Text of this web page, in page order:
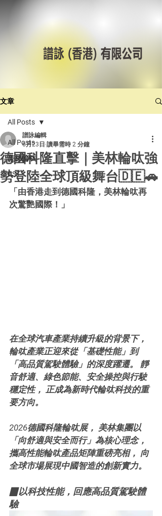
文章
All Posts
美林輪呔
CST
All Posts
德國科隆直擊｜美林輪呔強
勢登陸全球頂級舞台🇩🇪🚗
譜詠編輯
6月23日 讀畢需時 2 分鐘
「由香港走到德國科隆，美林輪呔再
次驚艷國際！」
在全球汽車產業持續升級的背景下，
輪呔產業正迎來從「基礎性能」到
「高品質駕駛體驗」的深度躍遷。 靜
音舒適、綠色節能、安全操控與行駛
穩定性， 正成為新時代輪呔科技的重
要方向。
2026德國科隆輪呔展， 美林集團以
「向舒適與安全而行」為核心理念，
攜高性能輪呔產品矩陣重磅亮相， 向
全球市場展現中國智造的創新實力。
▉以科技性能，回應高品質駕駛體
驗